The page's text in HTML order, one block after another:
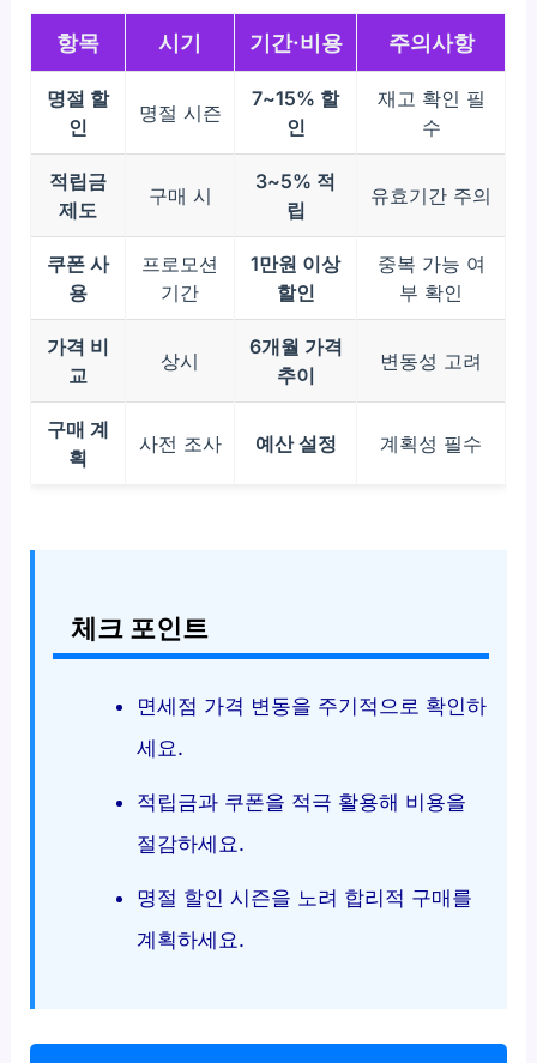
항목 시기 기간·비용 주의사항
명절 할
인
명절 시즌
7~15% 할
인
재고 확인 필
수
적립금
제도
구매 시
3~5% 적
립
유효기간 주의
쿠폰 사
용
프로모션
기간
1만원 이상
할인
중복 가능 여
부 확인
가격 비
교
상시
6개월 가격
추이
변동성 고려
구매 계
획
사전 조사 예산 설정 계획성 필수
체크 포인트
면세점 가격 변동을 주기적으로 확인하
세요.
적립금과 쿠폰을 적극 활용해 비용을
절감하세요.
명절 할인 시즌을 노려 합리적 구매를
계획하세요.